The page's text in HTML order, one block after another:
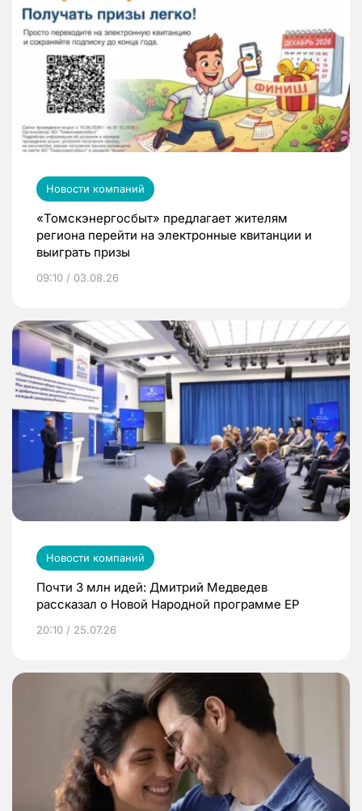
Новости компаний
«Томскэнергосбыт» предлагает жителям
региона перейти на электронные квитанции и
выиграть призы
09:10 / 03.08.26
Новости компаний
Почти 3 млн идей: Дмитрий Медведев
рассказал о Новой Народной программе ЕР
20:10 / 25.07.26